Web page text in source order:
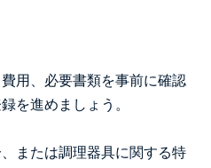
用、必要書類を事前に確認
を進めましょう。
または調理器具に関する特